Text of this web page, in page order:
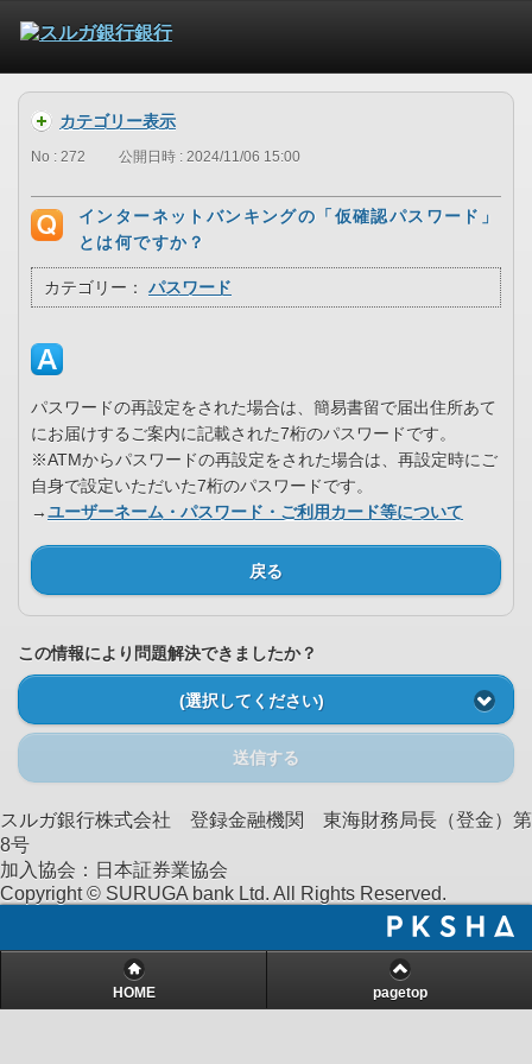
カテゴリー表示
No : 272 公開日時 : 2024/11/06 15:00
インターネットバンキングの「仮確認パスワード」
とは何ですか？
カテゴリー： パスワード
パスワードの再設定をされた場合は、簡易書留で届出住所あて
にお届けするご案内に記載された7桁のパスワードです。
※ATMからパスワードの再設定をされた場合は、再設定時にご
自身で設定いただいた7桁のパスワードです。
→ユーザーネーム・パスワード・ご利用カード等について
戻る
この情報により問題解決できましたか？
(選択してください)
送信する
スルガ銀行株式会社 登録金融機関 東海財務局長（登金）第
8号
加入協会：日本証券業協会
Copyright © SURUGA bank Ltd. All Rights Reserved.
HOME pagetop